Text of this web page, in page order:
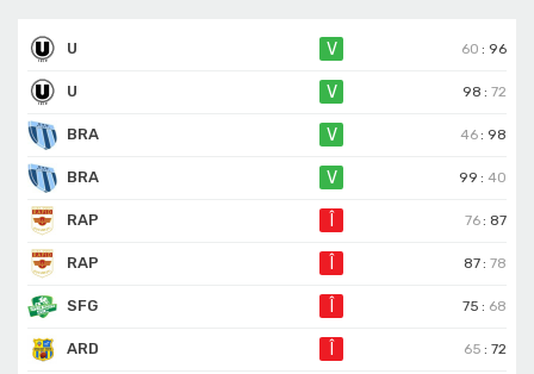
U V 60 : 96
U V 98 :72
BRA V 46 : 98
BRA V 99 :40
RAP 76 : 87
RAP 87 :78
SFG 75 : 68
ARD 65 :72